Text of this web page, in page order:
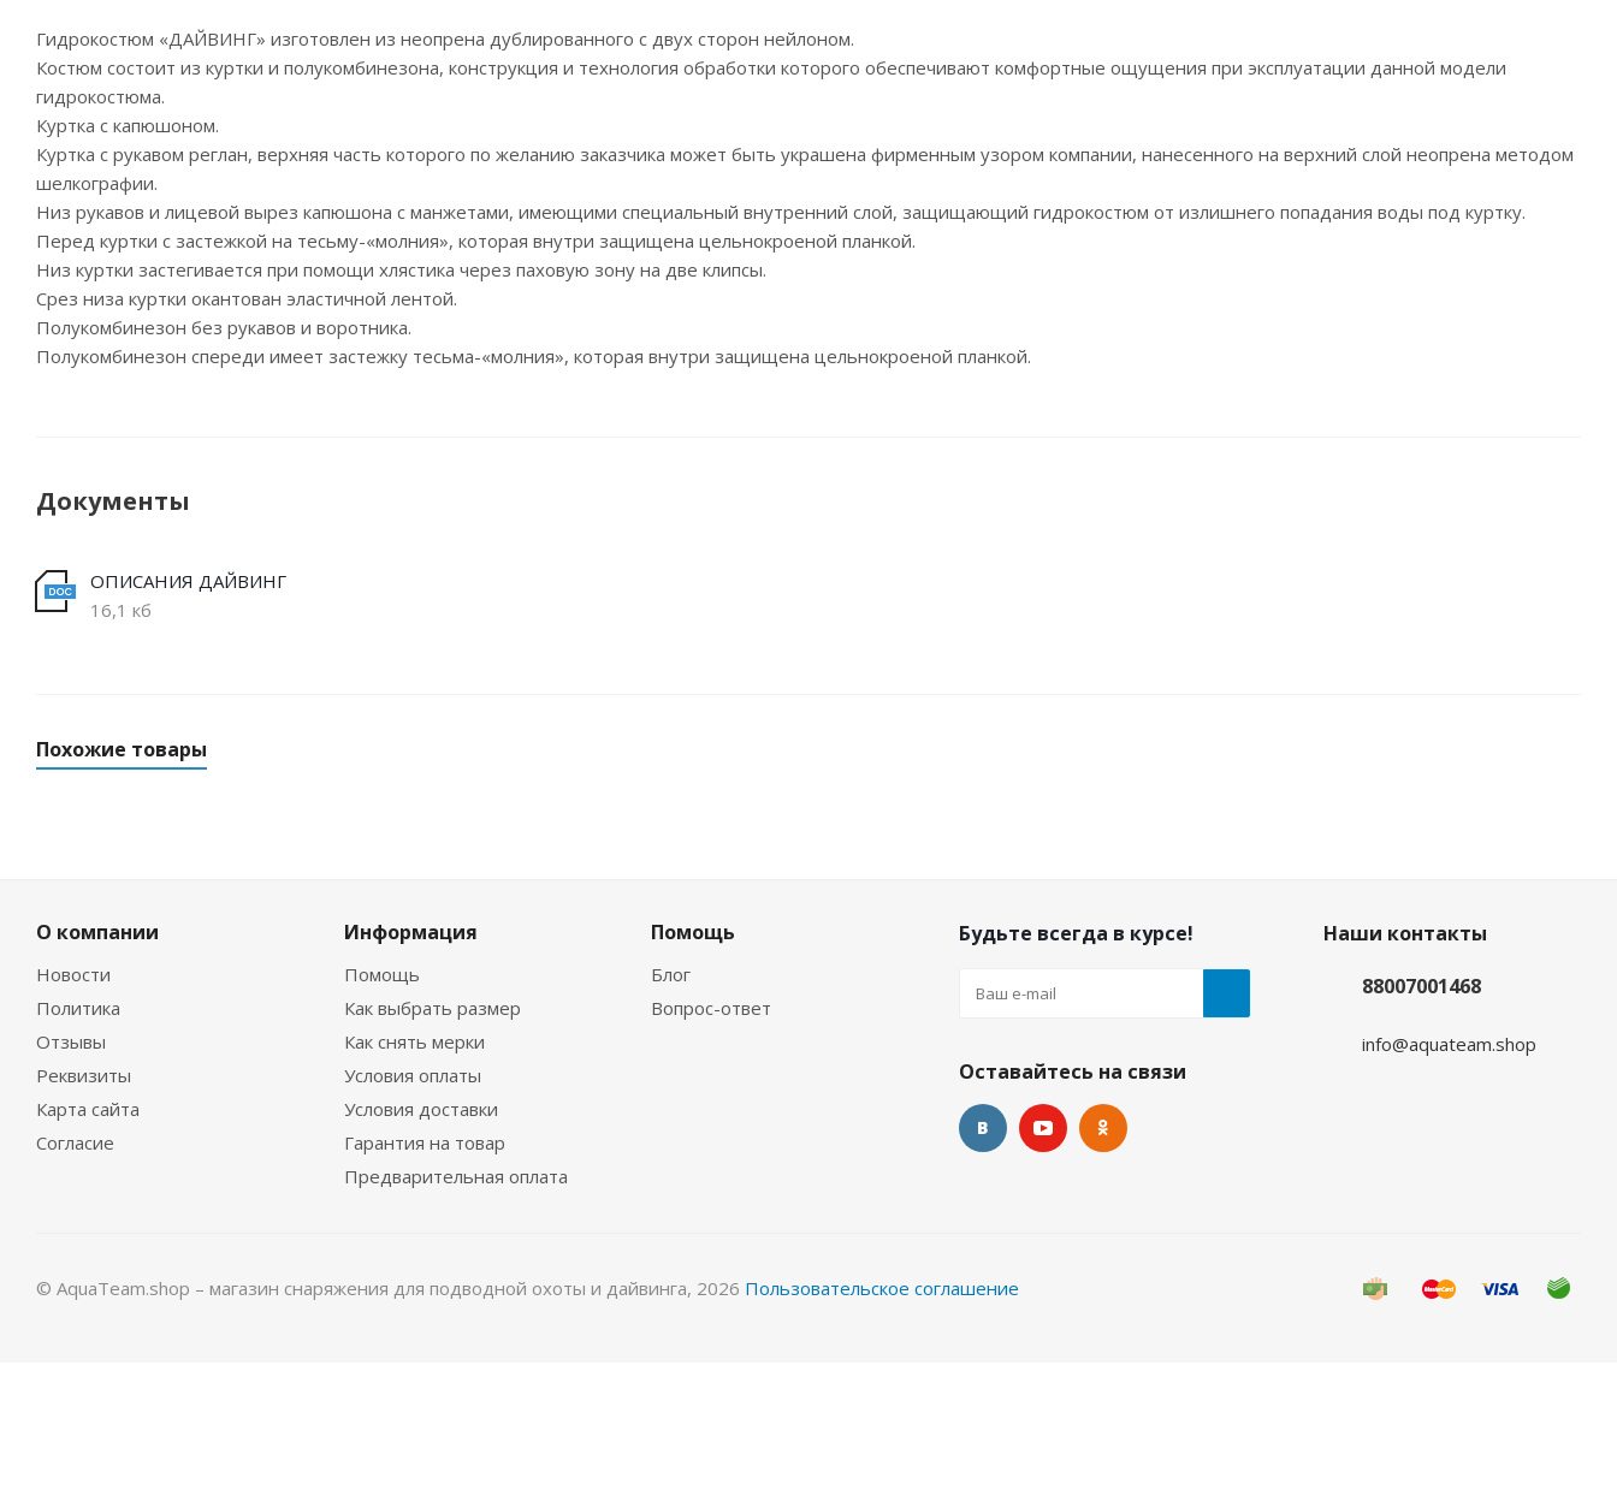
Гидрокостюм «ДАЙВИНГ» изготовлен из неопрена дублированного с двух сторон нейлоном.
Костюм состоит из куртки и полукомбинезона, конструкция и технология обработки которого обеспечивают комфортные ощущения при эксплуатации данной модели
гидрокостюма.
Куртка с капюшоном.
Куртка с рукавом реглан, верхняя часть которого по желанию заказчика может быть украшена фирменным узором компании, нанесенного на верхний слой неопрена методом
шелкографии.
Низ рукавов и лицевой вырез капюшона с манжетами, имеющими специальный внутренний слой, защищающий гидрокостюм от излишнего попадания воды под куртку.
Перед куртки с застежкой на тесьму-«молния», которая внутри защищена цельнокроеной планкой.
Низ куртки застегивается при помощи хлястика через паховую зону на две клипсы.
Срез низа куртки окантован эластичной лентой.
Полукомбинезон без рукавов и воротника.
Полукомбинезон спереди имеет застежку тесьма-«молния», которая внутри защищена цельнокроеной планкой.
Документы
ОПИСАНИЯ ДАЙВИНГ
16,1 кб
Похожие товары
Гидрокостюм Guppy детский лайкровый
О компании
Новости
Политика
Отзывы
Реквизиты
Карта сайта
Согласие
Информация
Помощь
Как выбрать размер
Как снять мерки
Условия оплаты
Условия доставки
Гарантия на товар
Предварительная оплата
Помощь
Блог
Вопрос-ответ
Будьте всегда в курсе!
Оставайтесь на связи
Наши контакты
88007001468
info@aquateam.shop
© AquaTeam.shop – магазин снаряжения для подводной охоты и дайвинга, 2026 Пользовательское соглашение